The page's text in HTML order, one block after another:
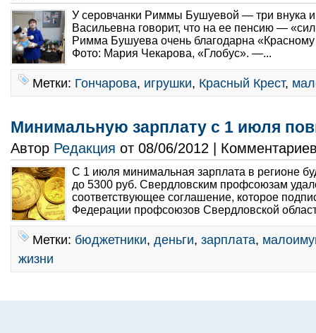
У серовчанки Риммы Бушуевой — три внука
Васильевна говорит, что на ее пенсию —
Римма Бушуева очень благодарна
Фото: Мария Чекарова, «Глобус». —...
Метки: Гончарова, игрушки, Красный Крест,
Минимальную зарплату с 1 июля
Автор Редакция от 08/06/2012 |
С 1 июля минимальная зарплата в регионе
до 5300 руб. Свердловским профсоюзам
соответствующее соглашение, которое
Федерации профсоюзов Свердловской
Метки: бюджетники, деньги, зарплата,
жизни